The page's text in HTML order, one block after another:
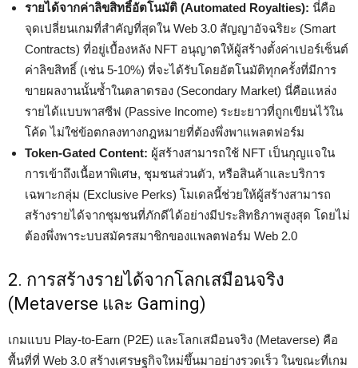
รายได้จากค่าลิขสิทธิ์อัตโนมัติ (Automated Royalties): นี่คือ
จุดเปลี่ยนเกมที่สำคัญที่สุดใน Web 3.0 สัญญาอัจฉริยะ (Smart
Contracts) ที่อยู่เบื้องหลัง NFT อนุญาตให้ผู้สร้างตั้งค่าเปอร์เซ็นต์
ค่าลิขสิทธิ์ (เช่น 5-10%) ที่จะได้รับโดยอัตโนมัติทุกครั้งที่มีการ
ขายผลงานนั้นซ้ำในตลาดรอง (Secondary Market) นี่คือแหล่ง
รายได้แบบพาสซีฟ (Passive Income) ระยะยาวที่ถูกเขียนไว้ใน
โค้ด ไม่ใช่ข้อตกลงทางกฎหมายที่ต้องพึ่งพาแพลตฟอร์ม
Token-Gated Content: ผู้สร้างสามารถใช้ NFT เป็นกุญแจใน
การเข้าถึงเนื้อหาพิเศษ, ชุมชนส่วนตัว, หรือสินค้าและบริการ
เฉพาะกลุ่ม (Exclusive Perks) โมเดลนี้ช่วยให้ผู้สร้างสามารถ
สร้างรายได้จากชุมชนที่ภักดีได้อย่างมีประสิทธิภาพสูงสุด โดยไม่
ต้องพึ่งพาระบบสมัครสมาชิกของแพลตฟอร์ม Web 2.0
2. การสร้างรายได้จากโลกเสมือนจริง
(Metaverse และ Gaming)
เกมแบบ Play-to-Earn (P2E) และโลกเสมือนจริง (Metaverse) คือ
พื้นที่ที่ Web 3.0 สร้างเศรษฐกิจใหม่ขึ้นมาอย่างรวดเร็ว ในขณะที่เกม